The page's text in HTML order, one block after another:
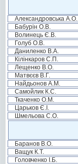
Александровська А.О.
Бабурін О.В.
Волинець Є.В.
Голуб О.В.
Даниленко В.А.
Кілінкаров С.П.
Лещенко В.О.
Матвєєв В.Г.
Найдьонов А.М.
Самойлик К.С.
Ткаченко О.М.
Царьков Є.І.
Шмельова С.О.
Баранов В.О.
Ващук К.Т.
Головченко І.Б.